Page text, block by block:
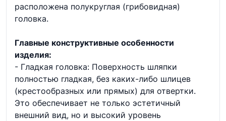
расположена полукруглая (грибовидная)
головка.
Главные конструктивные особенности
изделия:
- Гладкая головка: Поверхность шляпки
полностью гладкая, без каких-либо шлицев
(крестообразных или прямых) для отвертки.
Это обеспечивает не только эстетичный
внешний вид, но и высокий уровень